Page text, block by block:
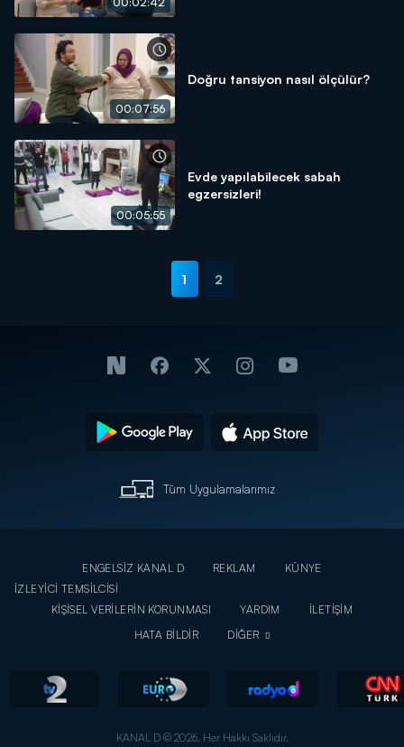
00:07:56
Doğru tansiyon nasıl ölçülür?
00:05:55
Evde yapılabilecek sabah
egzersizleri!
1 2
Tüm Uygulamalarımız
ENGELSİZ KANAL D REKLAM
KÜNYE
İZLEYİCİ TEMSİLCİSİ
KİŞİSEL VERİLERİN KORUNMASI
YARDIM
İLETİŞİM
HATA BİLDİR
DİĞER
KANAL D © 2026. Her Hakkı Saklıdır.